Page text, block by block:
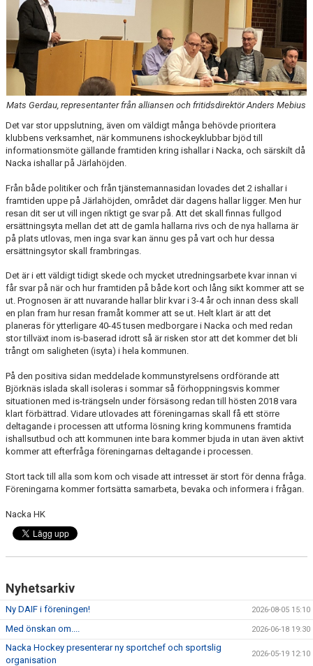
ÖVERGÅNGAR OCH PROVSPEL
FÖRSÄKRING
ISTIDER
NYHETER - ARKIV
SVENSK HOCKEY TV
MEDLEMSHOCKEY
SCHEMA NACKA SKILLS 2026
SCHEMA HOCKEY IQ-CAMP
Mats Gerdau, representanter från alliansen och fritidsdirektör Anders Mebius
Det var stor uppslutning, även om väldigt många behövde prioritera
klubbens verksamhet, när kommunens ishockeyklubbar bjöd till
informationsmöte gällande framtiden kring ishallar i Nacka, och särskilt då
Nacka ishallar på Järlahöjden.
Från både politiker och från tjänstemannasidan lovades det 2 ishallar i
framtiden uppe på Järlahöjden, området där dagens hallar ligger. Men hur
resan dit ser ut vill ingen riktigt ge svar på. Att det skall finnas fullgod
ersättningsyta mellan det att de gamla hallarna rivs och de nya hallarna är
på plats utlovas, men inga svar kan ännu ges på vart och hur dessa
ersättningsytor skall frambringas.
Det är i ett väldigt tidigt skede och mycket utredningsarbete kvar innan vi
får svar på när och hur framtiden på både kort och lång sikt kommer att se
ut. Prognosen är att nuvarande hallar blir kvar i 3-4 år och innan dess skall
en plan fram hur resan framåt kommer att se ut. Helt klart är att det
planeras för ytterligare 40-45 tusen medborgare i Nacka och med redan
stor tillväxt inom is-baserad idrott så är risken stor att det kommer det bli
trångt om saligheten (isyta) i hela kommunen.
På den positiva sidan meddelade kommunstyrelsens ordförande att
Björknäs islada skall isoleras i sommar så förhoppningsvis kommer
situationen med is-trängseln under försäsong redan till hösten 2018 vara
klart förbättrad. Vidare utlovades att föreningarnas skall få ett större
deltagande i processen att utforma lösning kring kommunens framtida
ishallsutbud och att kommunen inte bara kommer bjuda in utan även aktivt
kommer att efterfråga föreningarnas deltagande i processen.
Stort tack till alla som kom och visade att intresset är stort för denna fråga.
Föreningarna kommer fortsätta samarbeta, bevaka och informera i frågan.
Nacka HK
Nyhetsarkiv
Ny DAIF i föreningen! 2026-08-05 15:10
Med önskan om.... 2026-06-18 19:30
Nacka Hockey presenterar ny sportchef och sportslig
organisation
2026-05-19 12:10